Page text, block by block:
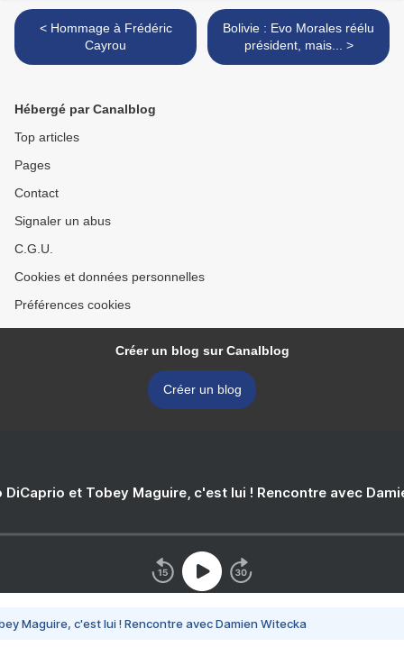
< Hommage à Frédéric
Cayrou
Bolivie : Evo Morales réélu
président, mais... >
Hébergé par Canalblog
Top articles
Pages
Contact
Signaler un abus
C.G.U.
Cookies et données personnelles
Préférences cookies
Créer un blog sur Canalblog
Créer un blog
DiCaprio et Tobey Maguire, c'est lui ! Rencontre avec
Maguire, c'est lui ! Rencontre avec Damien Witecka